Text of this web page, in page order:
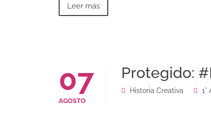
Leer más
07
AGOSTO
Protegido:
Historia Creativa 1°